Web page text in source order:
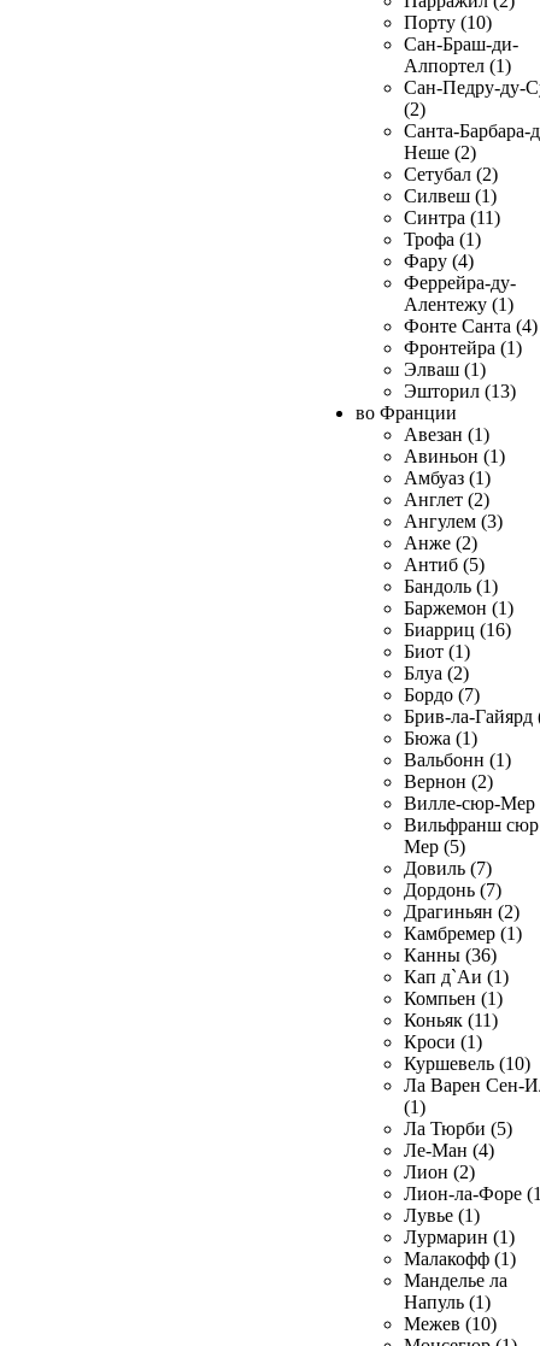
Порту (10)
Сан-Браш-ди-
Алпортел (1)
Сан-Педру-ду-
(2)
Санта-Барбара-
Неше (2)
Сетубал (2)
Силвеш (1)
Синтра (11)
Трофа (1)
Фару (4)
Феррейра-ду-
Алентежу (1)
Фонте Санта (4)
Фронтейра (1)
Элваш (1)
Эшторил (13)
во Франции
Авезан (1)
Авиньон (1)
Амбуаз (1)
Англет (2)
Ангулем (3)
Анже (2)
Антиб (5)
Бандоль (1)
Баржемон (1)
Биарриц (16)
Биот (1)
Блуа (2)
Бордо (7)
Брив-ла-Гайярд
Бюжа (1)
Вальбонн (1)
Вернон (2)
Вилле-сюр-Мер
Вильфранш сюр
Мер (5)
Довиль (7)
Дордонь (7)
Драгиньян (2)
Камбремер (1)
Канны (36)
Кап д`Аи (1)
Компьен (1)
Коньяк (11)
Кроси (1)
Куршевель (10)
Ла Варен Сен-
(1)
Ла Тюрби (5)
Ле-Ман (4)
Лион (2)
Лион-ла-Форе
Лувье (1)
Лурмарин (1)
Малакофф (1)
Манделье ла
Напуль (1)
Межев (10)